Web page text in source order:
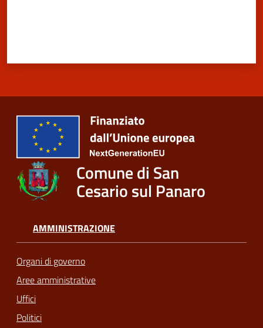
Comune di San
Cesario sul Panaro
AMMINISTRAZIONE
Organi di governo
Aree amministrative
Uffici
Politici